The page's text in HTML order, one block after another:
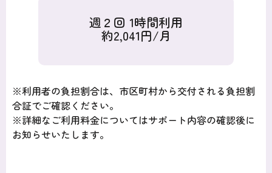
週２回 1時間利用
約2,041円/月
※利用者の負担割合は、市区町村から交付される負担割
合証でご確認ください。
※詳細なご利用料金についてはサポート内容の確認後に
お知らせいたします。